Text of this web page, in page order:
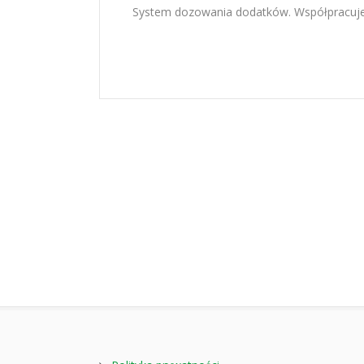
System dozowania dodatków.